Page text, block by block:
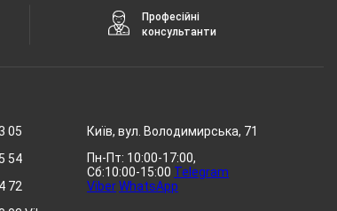
Професійні
консультанти
05
54
72
Київ, вул. Володимирська, 71
Пн-Пт: 10:00-17:00,
Сб:10:00-15:00 Telegram
ViberWhatsApp